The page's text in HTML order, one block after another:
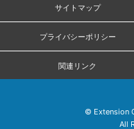
サイトマップ
プライバシーポリシー
関連リンク
© Extension
All